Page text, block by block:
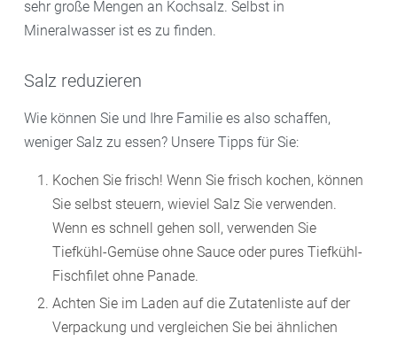
sehr große Mengen an Kochsalz. Selbst in
Mineralwasser ist es zu finden.
Salz reduzieren
Wie können Sie und Ihre Familie es also schaffen,
weniger Salz zu essen? Unsere Tipps für Sie:
Kochen Sie frisch! Wenn Sie frisch kochen, können
Sie selbst steuern, wieviel Salz Sie verwenden.
Wenn es schnell gehen soll, verwenden Sie
Tiefkühl-Gemüse ohne Sauce oder pures Tiefkühl-
Fischfilet ohne Panade.
Achten Sie im Laden auf die Zutatenliste auf der
Verpackung und vergleichen Sie bei ähnlichen